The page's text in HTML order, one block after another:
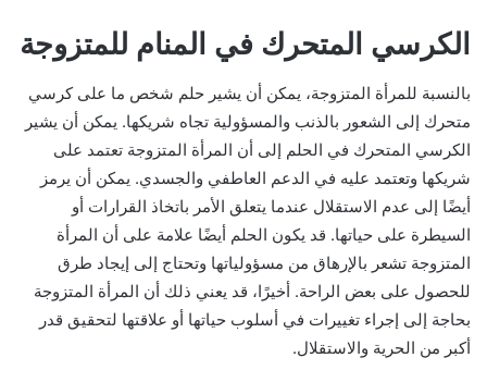
الكرسي المتحرك في المنام للمتزوجة
بالنسبة للمرأة المتزوجة، يمكن أن يشير حلم شخص ما على كرسي
متحرك إلى الشعور بالذنب والمسؤولية تجاه شريكها. يمكن أن يشير
الكرسي المتحرك في الحلم إلى أن المرأة المتزوجة تعتمد على
شريكها وتعتمد عليه في الدعم العاطفي والجسدي. يمكن أن يرمز
أيضًا إلى عدم الاستقلال عندما يتعلق الأمر باتخاذ القرارات أو
السيطرة على حياتها. قد يكون الحلم أيضًا علامة على أن المرأة
المتزوجة تشعر بالإرهاق من مسؤولياتها وتحتاج إلى إيجاد طرق
للحصول على بعض الراحة. أخيرًا، قد يعني ذلك أن المرأة المتزوجة
بحاجة إلى إجراء تغييرات في أسلوب حياتها أو علاقتها لتحقيق قدر
أكبر من الحرية والاستقلال.